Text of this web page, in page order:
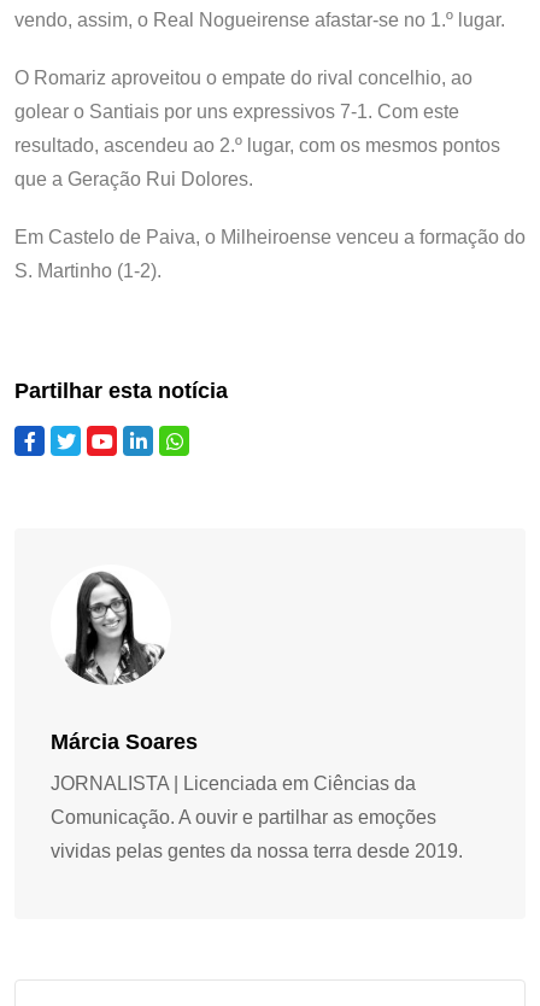
vendo, assim, o Real Nogueirense afastar-se no 1.º lugar.
O Romariz aproveitou o empate do rival concelhio, ao
golear o Santiais por uns expressivos 7-1. Com este
resultado, ascendeu ao 2.º lugar, com os mesmos pontos
que a Geração Rui Dolores.
Em Castelo de Paiva, o Milheiroense venceu a formação do
S. Martinho (1-2).
Partilhar esta notícia
Márcia Soares
JORNALISTA | Licenciada em Ciências da
Comunicação. A ouvir e partilhar as emoções
vividas pelas gentes da nossa terra desde 2019.